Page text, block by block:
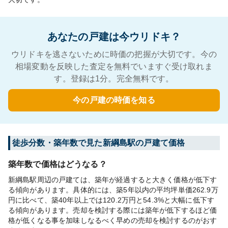
あなたの戸建は今ウリドキ？
ウリドキを逃さないために時価の把握が大切です。今の
相場変動を反映した査定を無料でいますぐ受け取れま
す。登録は1分。完全無料です。
今の戸建の時価を知る
徒歩分数・築年数で見た新綱島駅の戸建て価格
築年数で価格はどうなる？
新綱島駅周辺の戸建ては、築年が経過すると大きく価格が低下す
る傾向があります。具体的には、築5年以内の平均坪単価262.9万
円に比べて、築40年以上では120.2万円と54.3%と大幅に低下す
る傾向があります。売却を検討する際には築年が低下するほど価
格が低くなる事を加味しなるべく早めの売却を検討するのがおす